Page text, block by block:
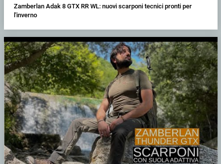
Zamberlan Adak 8 GTX RR WL: nuovi scarponi tecnici pronti per
l'inverno